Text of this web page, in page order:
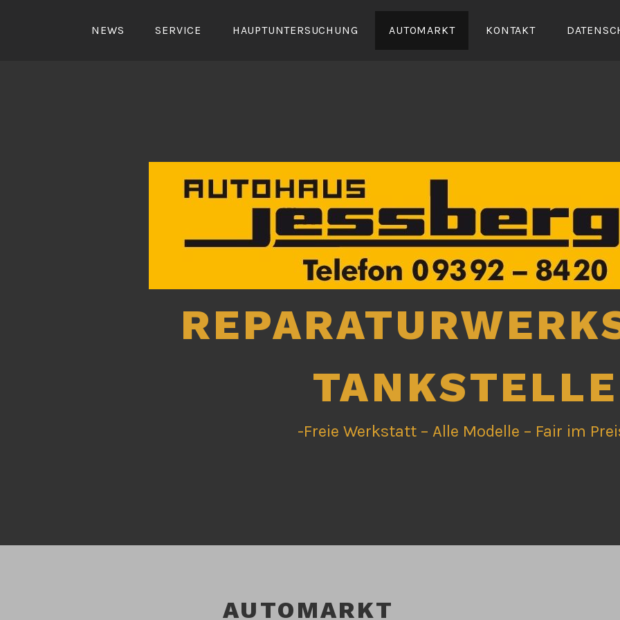
NEWS SERVICE HAUPTUNTERSUCHUNG AUTOMARKT KONTAKT
TANKSTELLE
-Freie Werkstatt – Alle Modelle – Fair im
AUTOMARKT